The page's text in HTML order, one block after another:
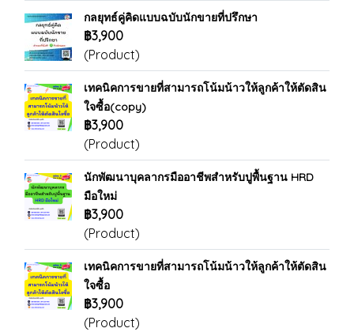
กลยุทธ์คู่คิดแบบฉบับนักขายที่ปรึกษา
฿3,900
(Product)
เทคนิคการขายที่สามารถโน้มน้าวให้ลูกค้าให้ตัดสิน
ใจซื้อ(copy)
฿3,900
(Product)
นักพัฒนาบุคลากรมืออาชีพสำหรับปูพื้นฐาน HRD
มือใหม่
฿3,900
(Product)
เทคนิคการขายที่สามารถโน้มน้าวให้ลูกค้าให้ตัดสิน
ใจซื้อ
฿3,900
(Product)